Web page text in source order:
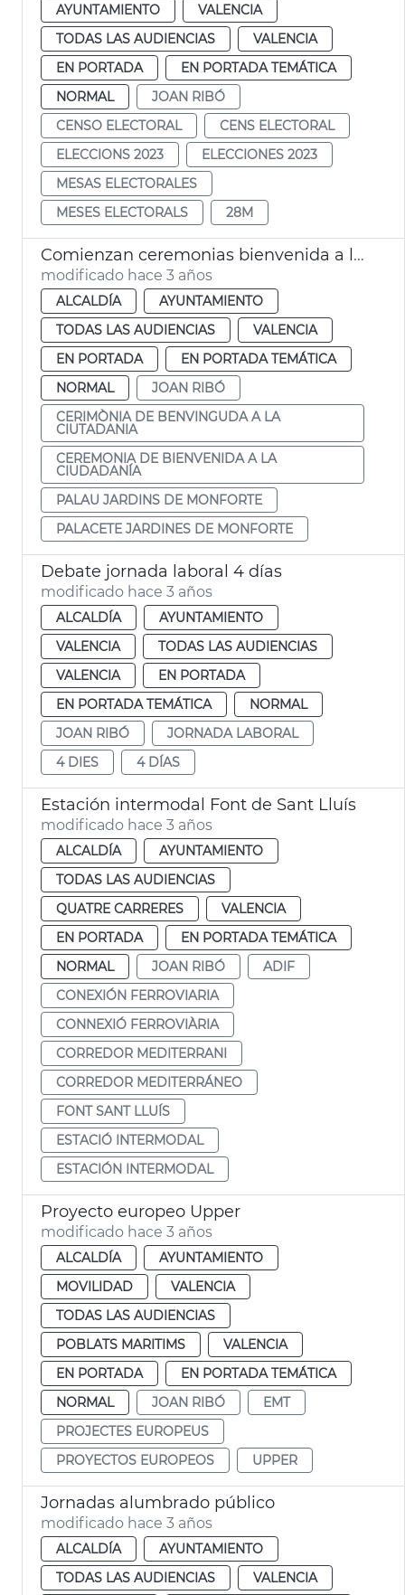
AYUNTAMIENTO
VALENCIA
TODAS LAS AUDIENCIAS
VALENCIA
EN PORTADA
EN PORTADA TEMÁTICA
NORMAL
JOAN RIBÓ
CENSO ELECTORAL
CENS ELECTORAL
ELECCIONS 2023
ELECCIONES 2023
MESAS ELECTORALES
MESES ELECTORALS
28M
Comienzan ceremonias bienvenida a la ciudadanía
modificado hace 3 años
ALCALDÍA
AYUNTAMIENTO
TODAS LAS AUDIENCIAS
VALENCIA
EN PORTADA
EN PORTADA TEMÁTICA
NORMAL
JOAN RIBÓ
CERIMÒNIA DE BENVINGUDA A LA
CIUTADANIA
CEREMONIA DE BIENVENIDA A LA
CIUDADANÍA
PALAU JARDINS DE MONFORTE
PALACETE JARDINES DE MONFORTE
Debate jornada laboral 4 días
modificado hace 3 años
ALCALDÍA
AYUNTAMIENTO
VALENCIA
TODAS LAS AUDIENCIAS
VALENCIA
EN PORTADA
EN PORTADA TEMÁTICA
NORMAL
JOAN RIBÓ
JORNADA LABORAL
4 DIES
4 DÍAS
Estación intermodal Font de Sant Lluís
modificado hace 3 años
ALCALDÍA
AYUNTAMIENTO
TODAS LAS AUDIENCIAS
QUATRE CARRERES
VALENCIA
EN PORTADA
EN PORTADA TEMÁTICA
NORMAL
JOAN RIBÓ
ADIF
CONEXIÓN FERROVIARIA
CONNEXIÓ FERROVIÀRIA
CORREDOR MEDITERRANI
CORREDOR MEDITERRÁNEO
FONT SANT LLUÍS
ESTACIÓ INTERMODAL
ESTACIÓN INTERMODAL
Proyecto europeo Upper
modificado hace 3 años
ALCALDÍA
AYUNTAMIENTO
MOVILIDAD
VALENCIA
TODAS LAS AUDIENCIAS
POBLATS MARITIMS
VALENCIA
EN PORTADA
EN PORTADA TEMÁTICA
NORMAL
JOAN RIBÓ
EMT
PROJECTES EUROPEUS
PROYECTOS EUROPEOS
UPPER
Jornadas alumbrado público
modificado hace 3 años
ALCALDÍA
AYUNTAMIENTO
TODAS LAS AUDIENCIAS
VALENCIA